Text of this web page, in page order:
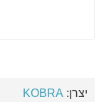
יצרן: KOBRA